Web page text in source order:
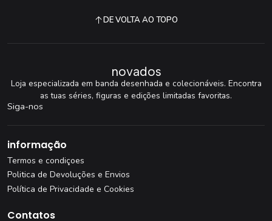
DE VOLTA AO TOPO
novados
Loja especializada em banda desenhada e colecionáveis. Encontra
as tuas séries, figuras e edições limitadas favoritas.
Siga-nos
informação
Termos e condiçoes
Politica de Devoluções e Envios
Política de Privacidade e Cookies
Contatos